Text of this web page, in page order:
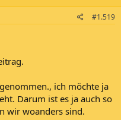
#1.519
ich möchte ja
Darum ist es ja auch so
wir woanders sind.